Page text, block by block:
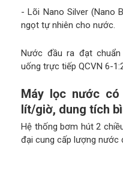
- Lõi Nano Silver (Nano
ngọt tự nhiên cho nước.
Nước đầu ra đạt
uống trực tiếp QCVN 6-
Máy lọc nước
lít/giờ, dung tích
Hệ thống bơm hút 2
đại cung cấp lượng nước